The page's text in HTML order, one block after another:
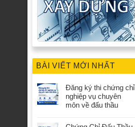
BÀI VIẾT MỚI NHẤT
Đăng ký thi chứng chỉ
nghiệp vụ chuyên
môn về đấu thầu